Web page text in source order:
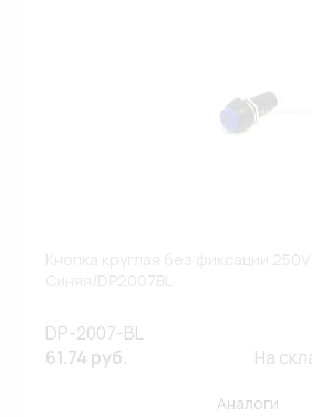
DP-2007-BL
61.74 руб.
На
Аналоги